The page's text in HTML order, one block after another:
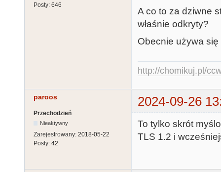
Posty: 646
A co to za dziwne
właśnie odkryty?
Obecnie używa
http://chomikuj.pl/
paroos 2024-09-26
Przechodzień
Nieaktywny
Zarejestrowany: 2018-05-22
Posty: 42
To tylko skrót
TLS 1.2 i